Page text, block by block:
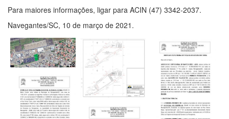
Para maiores informações, ligar para ACIN (47) 3342-2037.
Navegantes/SC, 10 de março de 2021.